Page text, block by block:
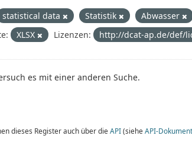
statistical data Statistik Abwasser
XLSX Lizenzen: http://dcat-ap.de/def/
es mit einer anderen Suche.
dieses Register auch über die API(siehe API-